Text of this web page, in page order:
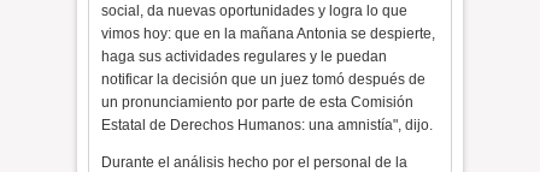
social, da nuevas oportunidades y logra lo que
vimos hoy: que en la mañana Antonia se despierte,
haga sus actividades regulares y le puedan
notificar la decisión que un juez tomó después de
un pronunciamiento por parte de esta Comisión
Estatal de Derechos Humanos: una amnistía", dijo.
Durante el análisis hecho por el personal de la